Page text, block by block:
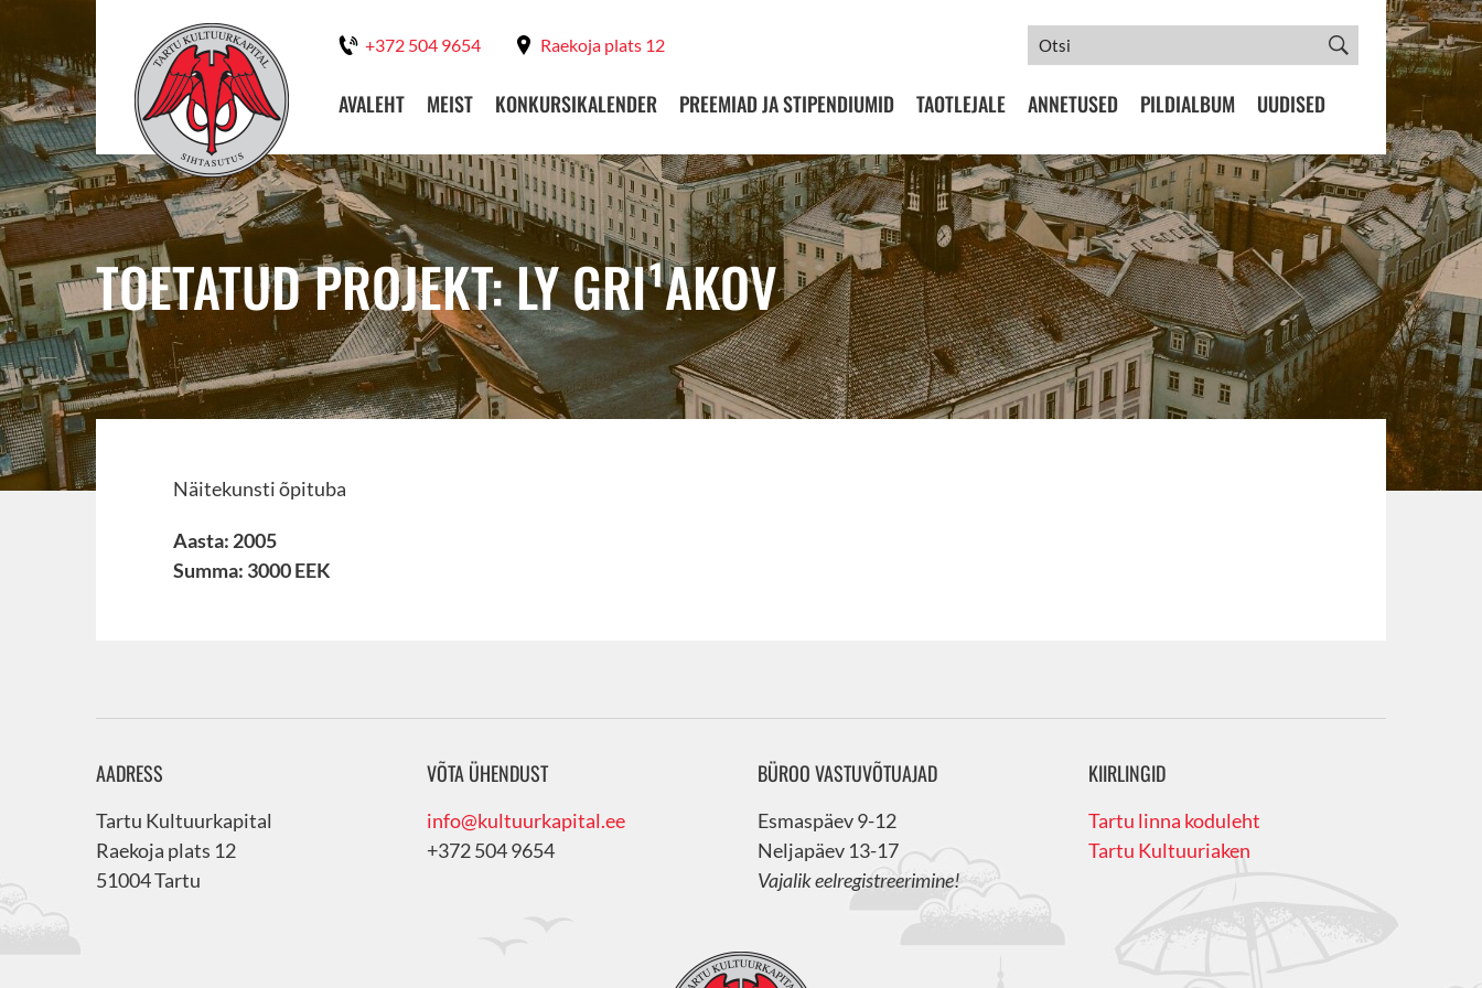
+372 504 9654 Raekoja plats 12
AVALEHT MEIST KONKURSIKALENDER PREEMIAD JA STIPENDIUMID TAOTLEJALE ANNETUSED PILDIALBUM UUDISED
TOETATUD PROJEKT: LY GRI¹AKOV
Näitekunsti õpituba
Aasta: 2005
Summa: 3000 EEK
AADRESS
Tartu Kultuurkapital
Raekoja plats 12
51004 Tartu
VÕTA ÜHENDUST
info@kultuurkapital.ee
+372 504 9654
BÜROO VASTUVÕTUAJAD
Esmaspäev 9-12
Neljapäev 13-17
Vajalik eelregistreerimine!
KIIRLINGID
Tartu linna koduleht
Tartu Kultuuriaken